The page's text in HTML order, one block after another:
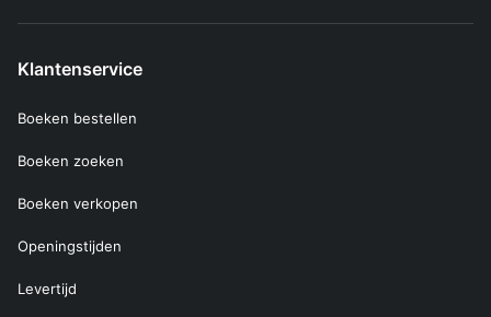
Klantenservice
Boeken bestellen
Boeken zoeken
Boeken verkopen
Openingstijden
Levertijd